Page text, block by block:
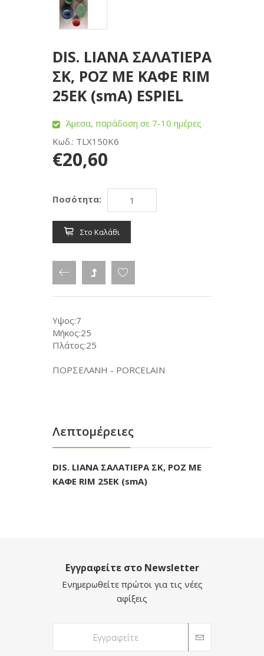
DIS. LIANA ΣΑΛΑΤΙΕΡΑ
ΣΚ, ΡΟΖ ΜΕ ΚΑΦΕ RIM
25ΕΚ (smA) ESPIEL
Άμεσα, παράδοση σε 7-10 ημέρες
Κωδ.: TLX150K6
€20,60
Ποσότητα:
Στο Καλάθι
Υψος:7
Μήκος:25
Πλάτος:25
ΠΟΡΣΕΛΑΝΗ - PORCELAIN
Λεπτομέρειες
DIS. LIANA ΣΑΛΑΤΙΕΡΑ ΣΚ, ΡΟΖ ΜΕ
ΚΑΦΕ RIM 25ΕΚ (smA)
Εγγραφείτε στο Newsletter
Ενημερωθείτε πρώτοι για τις νέες
αφίξεις